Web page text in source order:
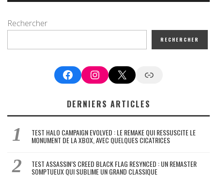
Rechercher
RECHERCHER
FacebookInstagram
X Google News
DERNIERS ARTICLES
TEST HALO CAMPAIGN EVOLVED : LE REMAKE QUI RESSUSCITE LE
MONUMENT DE LA XBOX, AVEC QUELQUES CICATRICES
TEST ASSASSIN’S CREED BLACK FLAG RESYNCED : UN REMASTER
SOMPTUEUX QUI SUBLIME UN GRAND CLASSIQUE